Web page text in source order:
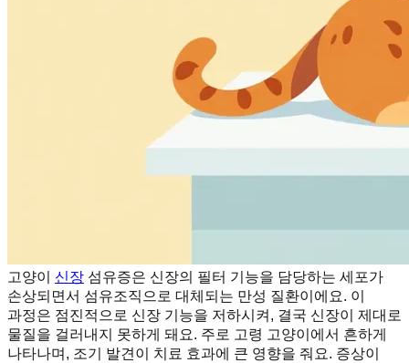
고양이 신장 섬유증은 신장의 필터 기능을 담당하는 세포가
손상되면서 섬유조직으로 대체되는 만성 질환이에요. 이
과정은 점진적으로 신장 기능을 저하시켜, 결국 신장이 제대로
물질을 걸러내지 못하게 돼요. 주로 고령 고양이에서 흔하게
나타나며, 조기 발견이 치료 효과에 큰 영향을 줘요. 증상이